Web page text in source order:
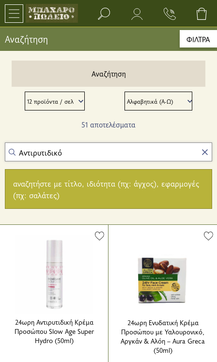
Search bar input field
Αναζήτηση ΦΙΛΤΡΑ
Αναζήτηση
51 αποτελέσματα
αναζητήστε με τίτλο, ιδιότητα (πχ: άγχος), εφαρμογές
(πχ: σαλάτες)
24ωρη Αντιρυτιδική Κρέμα
Προσώπου Slow Age Super
Hydro (50ml)
24ωρη Ενυδατική Κρέμα
Προσώπου με Υαλουρονικό,
Αργκάν & Αλόη – Aura Greca
(50ml)